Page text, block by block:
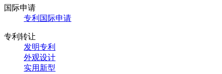
国际申请
专利国际申请
专利转让
发明专利
外观设计
实用新型